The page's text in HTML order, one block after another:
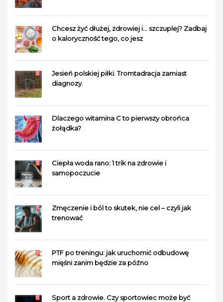
Chcesz żyć dłużej, zdrowiej i… szczuplej? Zadbaj
o kaloryczność tego, co jesz
Jesień polskiej piłki. Tromtadracja zamiast
diagnozy.
Dlaczego witamina C to pierwszy obrońca
żołądka?
Ciepła woda rano: 1 trik na zdrowie i
samopoczucie
Zmęczenie i ból to skutek, nie cel – czyli jak
trenować
PTF po treningu: jak uruchomić odbudowę
mięśni zanim będzie za późno
Sport a zdrowie. Czy sportowiec może być